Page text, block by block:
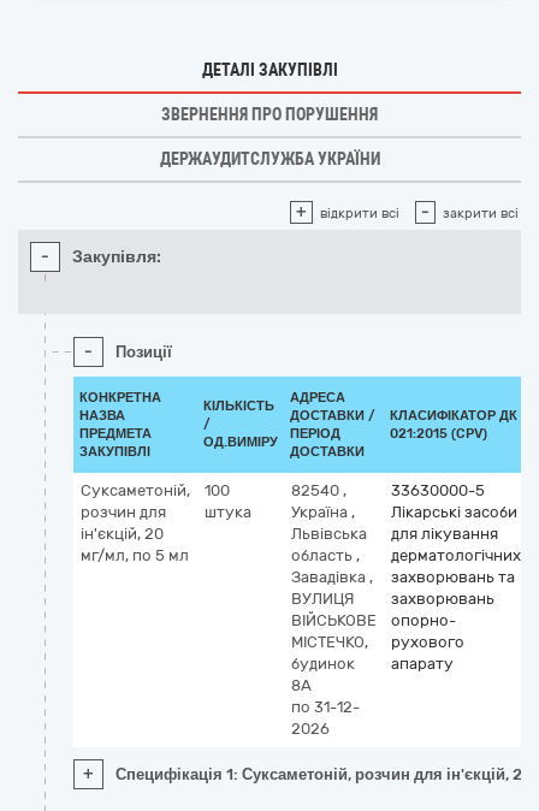
ДЕТАЛІ ЗАКУПІВЛІ
ЗВЕРНЕННЯ ПРО ПОРУШЕННЯ
ДЕРЖАУДИТСЛУЖБА УКРАЇНИ
+ відкрити всі - закрити всі
- Закупівля:
- Позиції
КОНКРЕТНА
НАЗВА
ПРЕДМЕТА
ЗАКУПІВЛІ
КІЛЬКІСТЬ
/
ОД.ВИМІРУ
АДРЕСА
ДОСТАВКИ /
ПЕРІОД
ДОСТАВКИ
КЛАСИФІКАТОР ДК
021:2015 (CPV)
Суксаметоній,
розчин для
ін'єкцій, 20
мг/мл, по 5 мл
100
штука
82540 ,
Україна ,
Львівська
область ,
Завадівка ,
ВУЛИЦЯ
ВІЙСЬКОВЕ
МІСТЕЧКО,
будинок
8А
по 31-12-
2026
33630000-5
Лікарські засоби
для лікування
дерматологічних
захворювань та
захворювань
опорно-
рухового
апарату
+ Специфікація 1: Суксаметоній, розчин для ін'єкцій,